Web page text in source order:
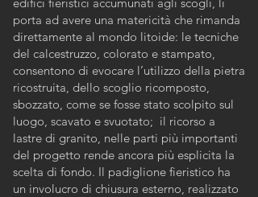
porta ad avere una matericità che rimanda
direttamente al mondo litoide: le tecniche
del calcestruzzo, colorato e stampato,
consentono di evocare l’utilizzo della pietra
ricostruita, dello scoglio ricomposto,
sbozzato, come se fosse stato scolpito sul
luogo, scavato e svuotato; il ricorso a
lastre di granito, nelle parti più importanti
del progetto rende ancora più esplicita la
scelta di fondo. Il padiglione fieristico ha
un involucro di chiusura esterno, realizzato